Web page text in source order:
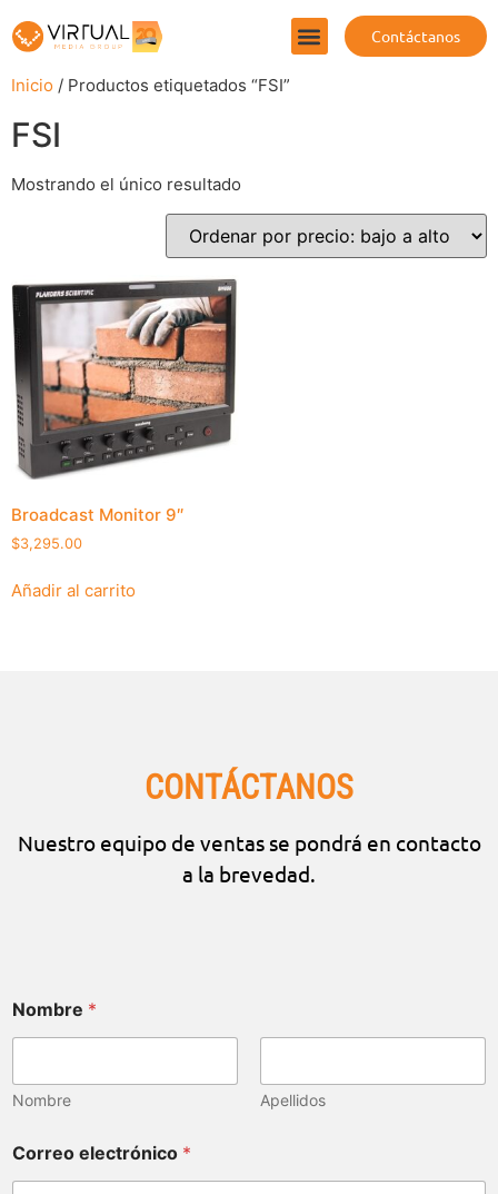
Contáctanos
Inicio / Productos etiquetados “FSI”
FSI
Mostrando el único resultado
Broadcast Monitor 9″
$3,295.00
Añadir al carrito
CONTÁCTANOS
Nuestro equipo de ventas se pondrá en contacto
a la brevedad.
Nombre *
Nombre Apellidos
Correo electrónico *